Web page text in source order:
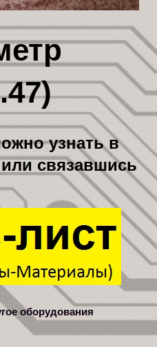
узнать в
связавшись
оборудования